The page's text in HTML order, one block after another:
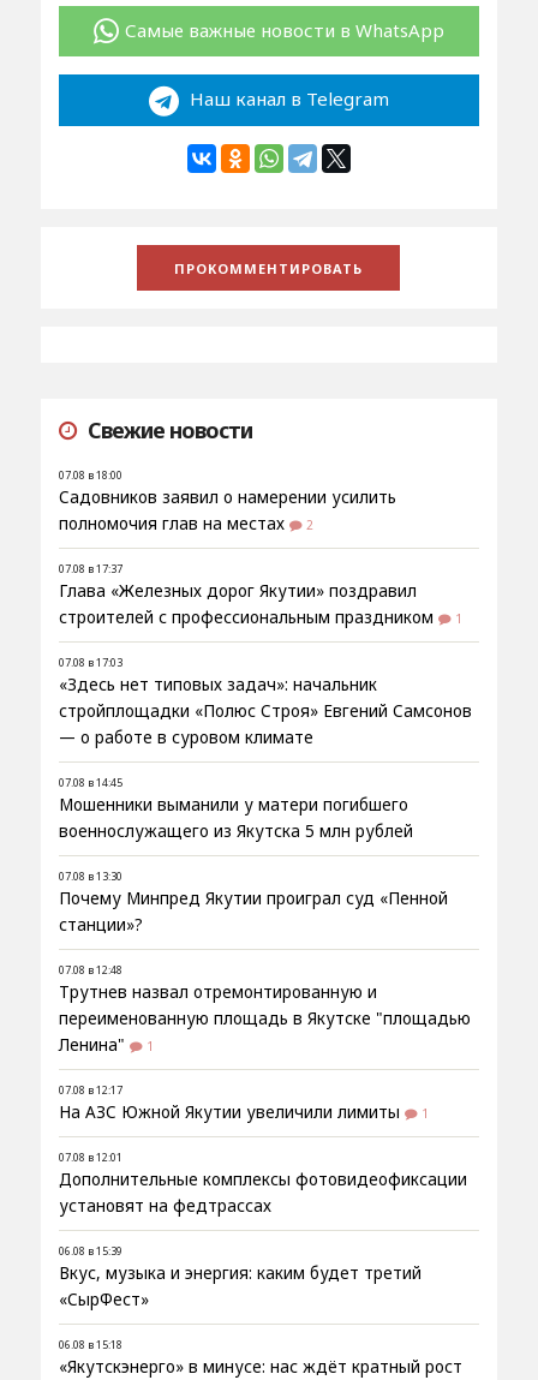
Самые важные новости в WhatsApp
Наш канал в Telegram
Свежие новости
07.08 в 18:00
Садовников заявил о намерении усилить
полномочия глав на местах
2
07.08 в 17:37
Глава «Железных дорог Якутии» поздравил
строителей с профессиональным праздником
1
07.08 в 17:03
«Здесь нет типовых задач»: начальник
стройплощадки «Полюс Строя» Евгений Самсонов
— о работе в суровом климате
07.08 в 14:45
Мошенники выманили у матери погибшего
военнослужащего из Якутска 5 млн рублей
07.08 в 13:30
Почему Минпред Якутии проиграл суд «Пенной
станции»?
07.08 в 12:48
Трутнев назвал отремонтированную и
переименованную площадь в Якутске "площадью
Ленина"
1
07.08 в 12:17
На АЗС Южной Якутии увеличили лимиты 1
07.08 в 12:01
Дополнительные комплексы фотовидеофиксации
установят на федтрассах
06.08 в 15:39
Вкус, музыка и энергия: каким будет третий
«СырФест»
06.08 в 15:18
«Якутскэнерго» в минусе: нас ждёт кратный рост